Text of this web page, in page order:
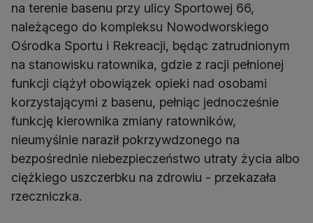
na terenie basenu przy ulicy Sportowej 66,
należącego do kompleksu Nowodworskiego
Ośrodka Sportu i Rekreacji, będąc zatrudnionym
na stanowisku ratownika, gdzie z racji pełnionej
funkcji ciążył obowiązek opieki nad osobami
korzystającymi z basenu, pełniąc jednocześnie
funkcję kierownika zmiany ratowników,
nieumyślnie naraził pokrzywdzonego na
bezpośrednie niebezpieczeństwo utraty życia albo
ciężkiego uszczerbku na zdrowiu - przekazała
rzeczniczka.